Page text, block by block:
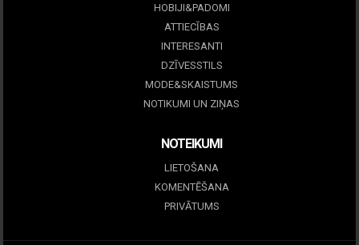
HOBIJI&PADOMI
ATTIECĪBAS
INTERESANTI
DZĪVESSTILS
MODE&SKAISTUMS
NOTIKUMI UN ZIŅAS
NOTEIKUMI
LIETOŠANA
KOMENTĒŠANA
PRIVĀTUMS